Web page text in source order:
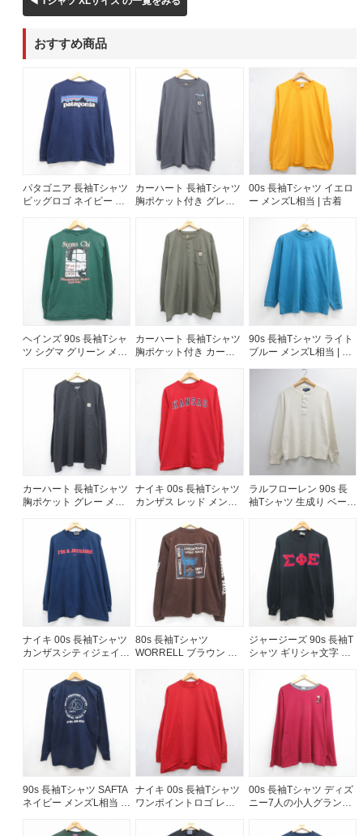
すべての年代を見る
週刊ラッシュアウト新聞
古着コラム
メディア・イベント情報
Youtube 古着屋Rush Out チャンネル
スタッフコーディネート
ご利用案内
お客様の声
レビュー1万件突破
お気に入りリスト
会員登録
メルマガ登録
店舗一覧
古着卸売
特定商取引法に基づく表示
プライバシーポリシー
お問い合わせ
おすすめ商品
パタゴニア 長袖Tシャツ
ビッグロゴ ネイビー メ
カーハート 長袖Tシャツ
胸ポケット付き グレー
00s 長袖Tシャツ イエロ
ー メンズL相当 | 古着
ヘインズ 90s 長袖Tシャ
ツ シグマ グリーン メン
カーハート 長袖Tシャツ
胸ポケット付き カーキ
90s 長袖Tシャツ ライト
ブルー メンズL相当 | 古
カーハート 長袖Tシャツ
胸ポケット グレー メン
ナイキ 00s 長袖Tシャツ
カンザス レッド メンズL
ラルフローレン 90s 長
袖Tシャツ 生成り ベージ
ナイキ 00s 長袖Tシャツ
カンザスシティジェイホ
XL相当 | 古着
80s 長袖Tシャツ
WORRELL ブラウン メ
ジャージーズ 90s 長袖T
シャツ ギリシャ文字 ブ
90s 長袖Tシャツ SAFTA
ネイビー メンズL相当 |
ナイキ 00s 長袖Tシャツ
ワンポイントロゴ レッ
00s 長袖Tシャツ ディズ
ニー7人の小人グランピ
XL相当 | 古着